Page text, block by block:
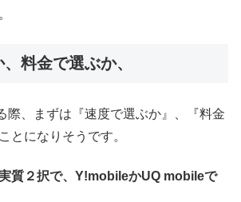
料金で選ぶか、
際、まずは『速度で選ぶか』、『料金
とになりそうです。
質２択で、Y!mobileかUQ mobileで